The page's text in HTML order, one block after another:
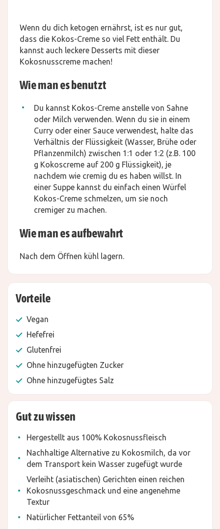
Wenn du dich ketogen ernährst, ist es nur gut,
dass die Kokos-Creme so viel Fett enthält. Du
kannst auch leckere Desserts mit dieser
Kokosnusscreme machen!
Wie man es benutzt
Du kannst Kokos-Creme anstelle von Sahne
oder Milch verwenden. Wenn du sie in einem
Curry oder einer Sauce verwendest, halte das
Verhältnis der Flüssigkeit (Wasser, Brühe oder
Pflanzenmilch) zwischen 1:1 oder 1:2 (z.B. 100
g Kokoscreme auf 200 g Flüssigkeit), je
nachdem wie cremig du es haben willst. In
einer Suppe kannst du einfach einen Würfel
Kokos-Creme schmelzen, um sie noch
cremiger zu machen.
Wie man es aufbewahrt
Nach dem Öffnen kühl lagern.
Vorteile
Vegan
Hefefrei
Glutenfrei
Ohne hinzugefügten Zucker
Ohne hinzugefügtes Salz
Gut zu wissen
Hergestellt aus 100% Kokosnussfleisch
Nachhaltige Alternative zu Kokosmilch, da vor
dem Transport kein Wasser zugefügt wurde
Verleiht (asiatischen) Gerichten einen reichen
Kokosnussgeschmack und eine angenehme
Textur
Natürlicher Fettanteil von 65%